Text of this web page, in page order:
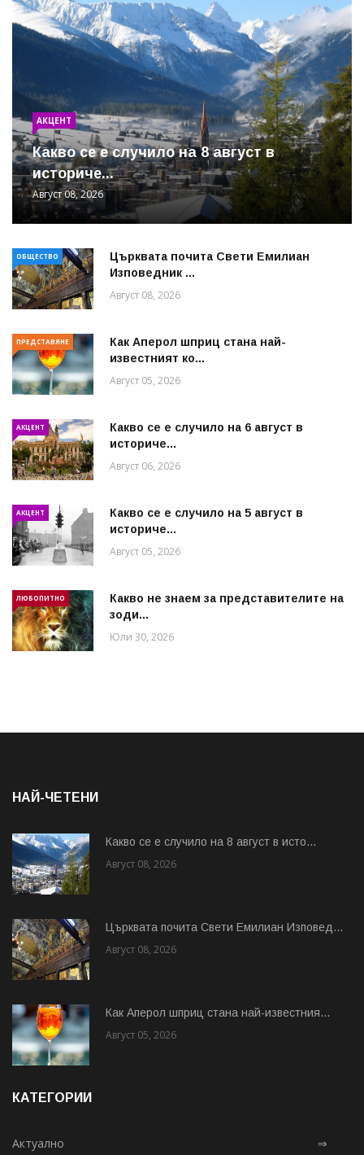
АКЦЕНТ
Какво се е случило на 8 август в
историче...
Август 08, 2026
ОБЩЕСТВО
Църквата почита Свeти Емилиан
Изповедник ...
Август 08, 2026
ПРЕДСТАВЯНЕ
Как Аперол шприц стана най-
известният ко...
Август 05, 2026
АКЦЕНТ
Какво се е случило на 6 август в
историче...
Август 06, 2026
АКЦЕНТ
Какво се е случило на 5 август в
историче...
Август 05, 2026
ЛЮБОПИТНО
Какво не знаем за представителите на
зоди...
Юли 30, 2026
НАЙ-ЧЕТЕНИ
Какво се е случило на 8 август в исто...
Август 08, 2026
Църквата почита Свeти Емилиан Изповед...
Август 08, 2026
Как Аперол шприц стана най-известния...
Август 05, 2026
КАТЕГОРИИ
Актуално ⇒